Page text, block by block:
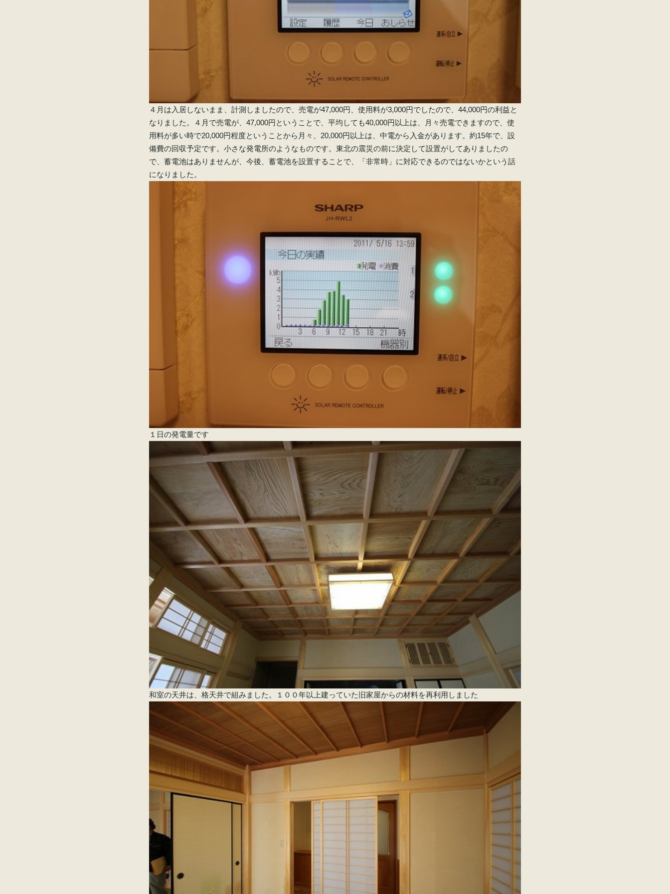
４月は入居しないまま、計測しましたので、売電が47,000円、使用料が3,000円でしたので、44,000円の利益と
なりました。４月で売電が、47,000円ということで、平均しても40,000円以上は、月々売電できますので、使
用料が多い時で20,000円程度ということから月々、20,000円以上は、中電から入金があります。約15年で、設
備費の回収予定です。小さな発電所のようなものです。東北の震災の前に決定して設置がしてありましたの
で、蓄電池はありませんが、今後、蓄電池を設置することで、「非常時」に対応できるのではないかという話
になりました。
１日の発電量です
和室の天井は、格天井で組みました。１００年以上建っていた旧家屋からの材料を再利用しました